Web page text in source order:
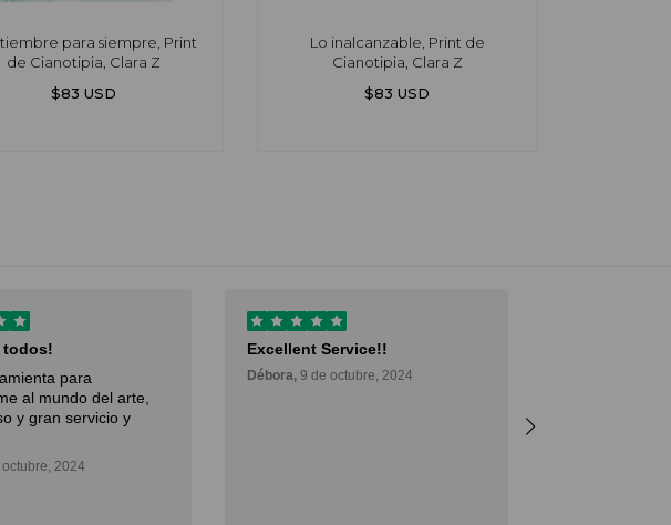
para siempre, Print
de Cianotipia, Clara Z
$83 USD
Lo inalcanzable, Print de
Cianotipia, Clara Z
$83 USD
todos!
para
al mundo del arte,
y gran servicio y
2024
Excellent Service!!
Débora, 9 de octubre, 2024